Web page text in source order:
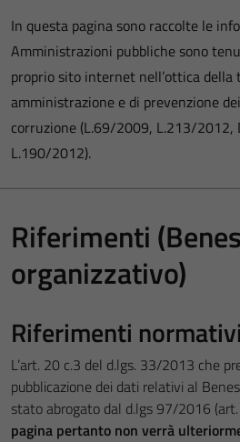
In questa pagina sono raccolte le
Amministrazioni pubbliche sono
proprio sito internet nell’ottica della
amministrazione e di prevenzione
corruzione (L.69/2009, L.213/2012,
L.190/2012).
Riferimenti
organizzativo)
Riferimenti normativi
L’art. 20 c.3 del d.lgs. 33/2013 che
pubblicazione dei dati relativi al
stato abrogato dal d.lgs 97/2016
pagina pertanto non verrà